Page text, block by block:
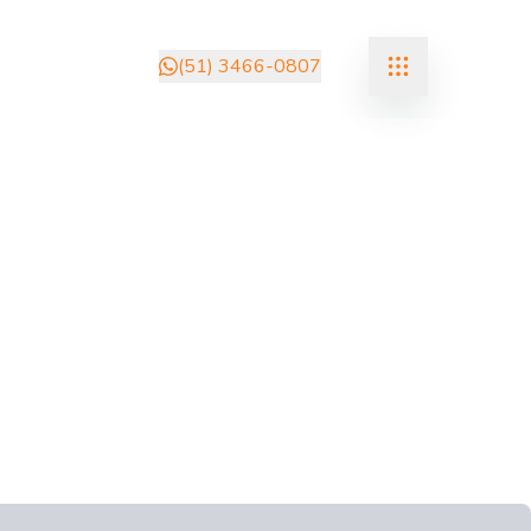
(51) 3466-0807